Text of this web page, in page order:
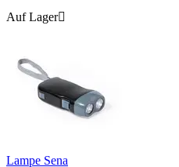
Auf Lager
Lampe Sena